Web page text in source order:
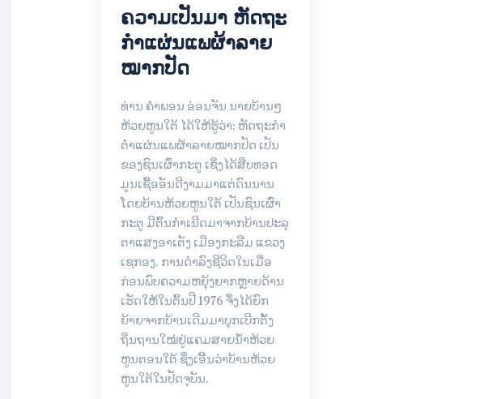
ຄວາມເປັນມາ ຫັດຖະ
ກໍາແຜ່ນແພຜ້າລາຍ
ໝາກປັດ
ທ່ານ ຄໍາພອນ ອ່ອນຈັນ ນາຍບ້ານໆ
ຫ້ວຍຫູນໃຕ້ ໄດ້ໃຫ້ຮູ້ວ່າ: ຫັດຖະກໍາ
ຕໍ່າແຜ່ນແພຜ້າລາຍໝາກປັດ ເປັນ
ຂອງຊົນເຜົ່າກະຕູ ເຊິ່ງໄດ້ສືບທອດ
ມູນເຊື້ອອັນດີງາມມາແຕ່ດົນນານ
ໂດຍບ້ານຫ້ວຍຫູນໃຕ້ ເປັນຊົນເຜົ່າ
ກະຕູ ມີຕົ້ນກໍາເນີດມາຈາກບ້ານປະລຸ
ຕາແສງອາເຕັງ ເມືອງກະລືມ ແຂວງ
ເຊກອງ. ການດໍາລົງຊີວິດໃນເມື່ອ
ກ່ອນພົບຄວາມຫຍຸ້ງຍາກຫຼາຍດ້ານ
ເຮັດໃຫ້ໃນຕົ້ນປີ 1976 ຈຶ່ງໄດ້ຍົກ
ຍ້າຍຈາກບ້ານເດີມມາບຸກເບີກຕັ້ງ
ຖິ່ນຖານໃໝ່ຢູ່ແຄມສາຍນໍ້າຫ້ວຍ
ຫູນຕອນໃຕ້ ຊຶ່ງເອີ້ນວ່າບ້ານຫ້ວຍ
ຫູນໃຕ້ໃນປັດຈຸບັນ.